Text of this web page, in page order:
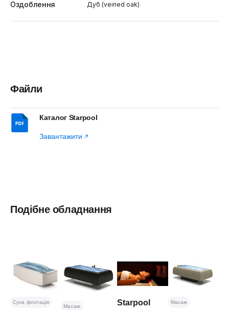
Оздоблення Дуб (veined oak)
Файли
Каталог Starpool
Завантажити
Подібне обладнання
Суха флотація
Масаж
Starpool
Масаж